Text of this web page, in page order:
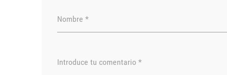
Nombre *
Introduce tu comentario *